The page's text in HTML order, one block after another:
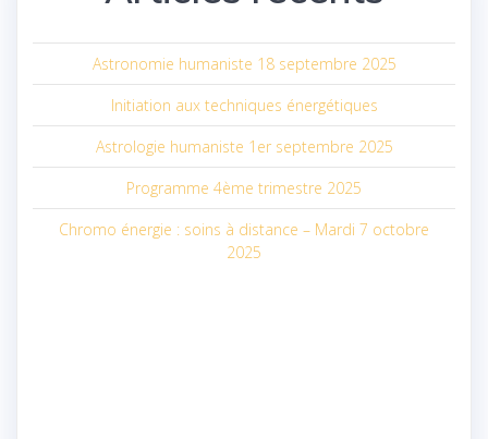
Astronomie humaniste 18 septembre 2025
Initiation aux techniques énergétiques
Astrologie humaniste 1er septembre 2025
Programme 4ème trimestre 2025
Chromo énergie : soins à distance – Mardi 7 octobre
2025